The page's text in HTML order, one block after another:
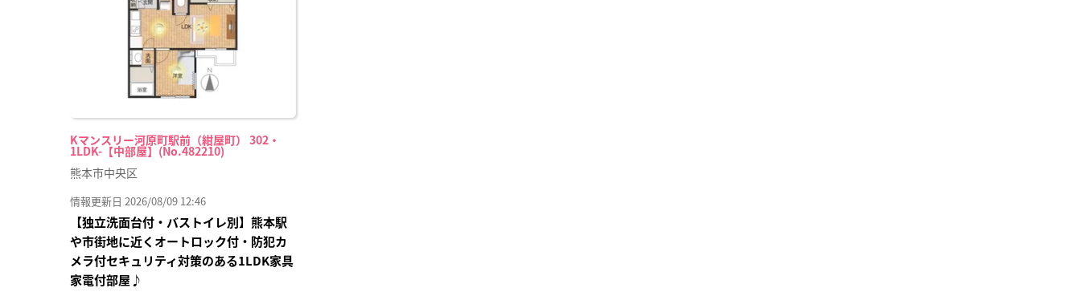
Kマンスリー河原町駅前（紺屋町） 302・
1LDK-【中部屋】(No.482210)
熊本市中央区
情報更新日 2026/08/09 12:46
【独立洗面台付・バストイレ別】熊本駅
や市街地に近くオートロック付・防犯カ
メラ付セキュリティ対策のある1LDK家具
家電付部屋♪